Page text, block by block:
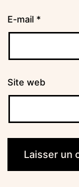
E-mail *
Site web